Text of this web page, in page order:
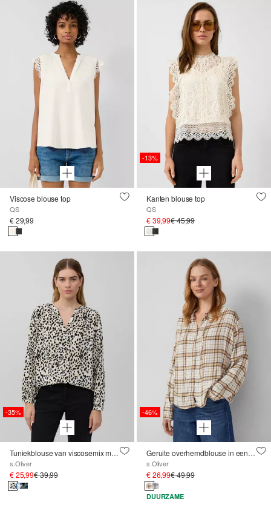
Viscose blouse top
QS
€ 29,99
-13%
Kanten blouse top
QS
€ 39,99€ 45,99
-35%
Tuniekblouse van viscosemix met all-over print
s.Oliver
€ 25,99€ 39,99
-46%
Geruite overhemdblouse in een ontspannen pasvorm met een volantkraag
s.Oliver
€ 26,99€ 49,99
DUURZAME